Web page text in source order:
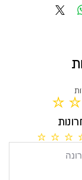
אין עדיין דירוגים